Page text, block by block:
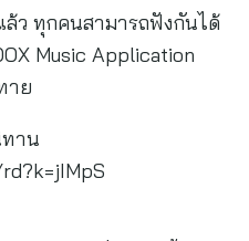
ว ทุกคนสามารถฟังกันได้
Music Application
าย
าน